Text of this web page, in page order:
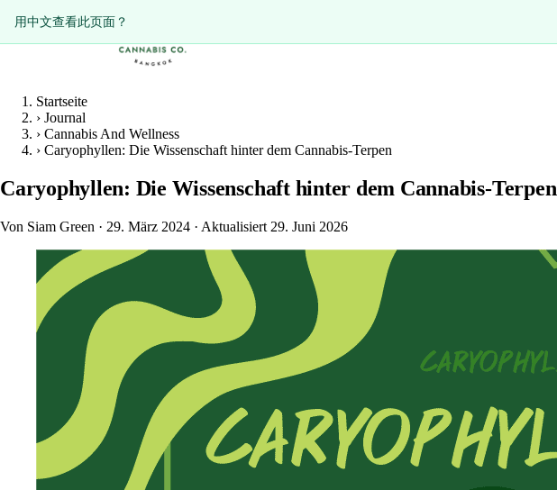
ดูหน้านี้เป็นภาษาไทย?
用中文查看此页面？
Startseite
› Journal
› Cannabis And Wellness
› Caryophyllen: Die Wissenschaft hinter dem Cannabis-Terpen
Caryophyllen: Die Wissenschaft hinter dem Cannabis-Terpen
Von Siam Green · 29. März 2024 · Aktualisiert 29. Juni 2026